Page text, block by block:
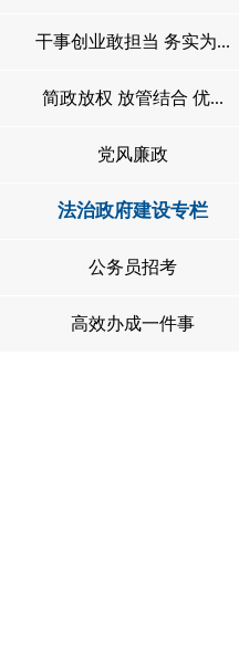
干事创业敢担当 务实为...
简政放权 放管结合 优...
党风廉政
法治政府建设专栏
公务员招考
高效办成一件事